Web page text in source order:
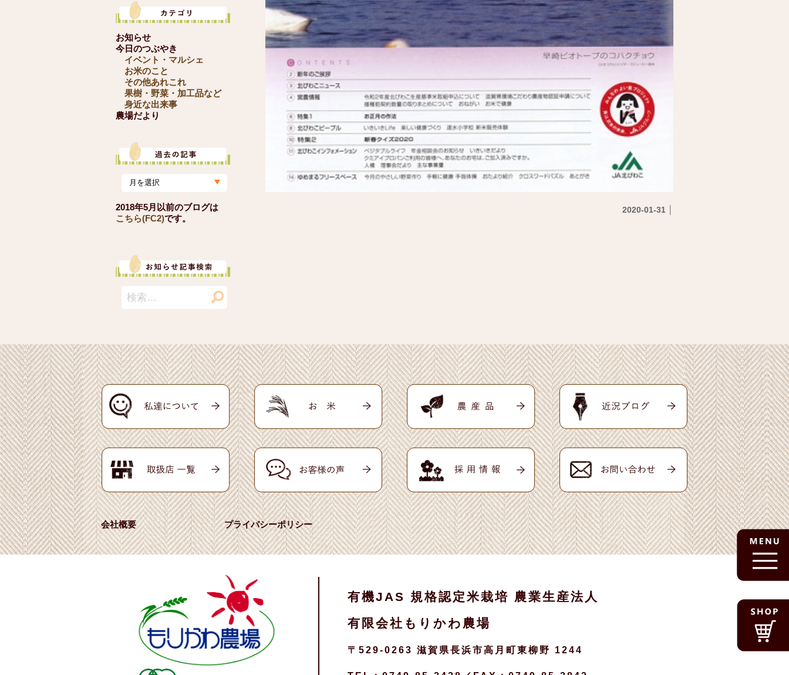
お知らせ
今日のつぶやき
イベント・マルシェ
お米のこと
その他あれこれ
果樹・野菜・加工品など
身近な出来事
農場だより
2018年5月以前のブログは
こちら(FC2)です。
2020-01-31 │
会社概要 プライバシーポリシー
有機JAS 規格認定米栽培 農業生産法人
有限会社もりかわ農場
〒529-0263 滋賀県長浜市高月町東柳野 1244